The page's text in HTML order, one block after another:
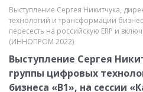
Выступление Сергея Никитчука,
технологий и трансформации
пересесть на российскую ERP и
(ИННОПРОМ 2022)
Выступление Сергея
группы цифровых
бизнеса «В1», на сессии